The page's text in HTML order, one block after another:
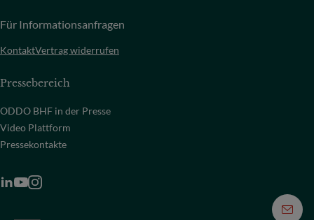
Für Informationsanfragen
KontaktVertrag widerrufen
Pressebereich
ODDO BHF in der Presse
Video Plattform
Pressekontakte